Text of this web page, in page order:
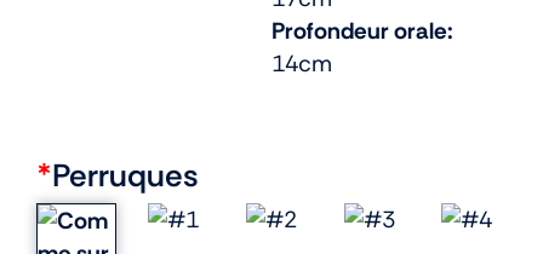
Profondeur orale:
14cm
*Perruques